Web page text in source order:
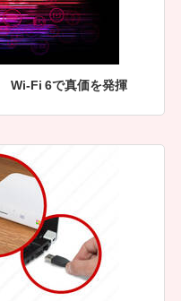
Wi-Fi 6で真価を発揮